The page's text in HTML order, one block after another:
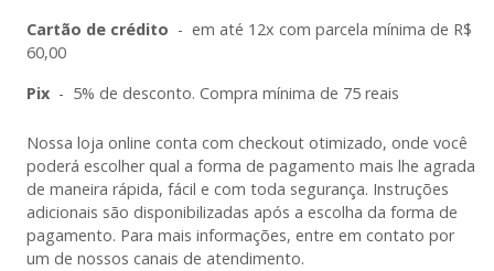
Cartão de crédito - em até 12x com parcela mínima de R$
60,00
Pix - 5% de desconto. Compra mínima de 75 reais
Nossa loja online conta com checkout otimizado, onde você
poderá escolher qual a forma de pagamento mais lhe agrada
de maneira rápida, fácil e com toda segurança. Instruções
adicionais são disponibilizadas após a escolha da forma de
pagamento. Para mais informações, entre em contato por
um de nossos canais de atendimento.